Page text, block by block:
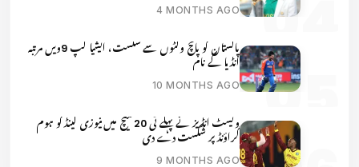
4 MONTHS AGO
پاکستان کو پانچ وکٹوں سے شکست، ایشیا کپ 9ویں مرتبہ
انڈیا کے نام
10 MONTHS AGO
ویسٹ انڈیز نے پہلے ٹی 20 میچ میں نیوزی لینڈ کو ہوم
گراؤنڈ پر شکست دے دی
9 MONTHS AGO